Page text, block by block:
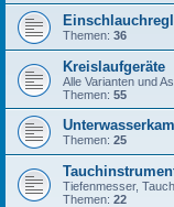
Themen: 36
Kreislaufgeräte
Alle Varianten und
Themen: 55
Themen: 25
Tiefenmesser,
Themen: 22